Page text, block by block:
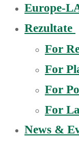
Europe-
Rezultate
For
For
For
For
News &